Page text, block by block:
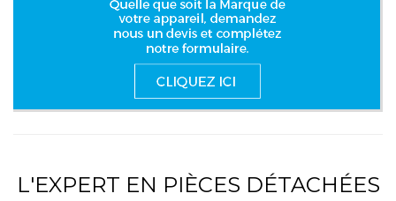
L'EXPERT EN PIÈCES DÉTACHÉES